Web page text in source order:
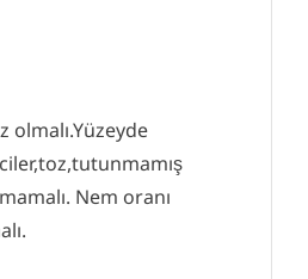
olmalı.Yüzeyde
Nem oranı